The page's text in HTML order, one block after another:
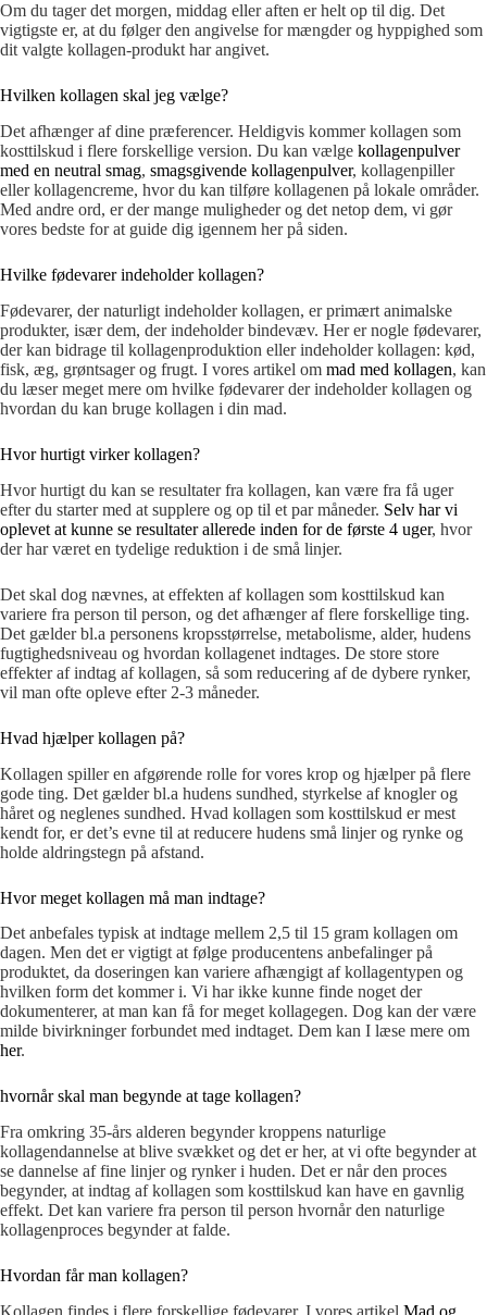
Om du tager det morgen, middag eller aften er helt op til dig. Det
vigtigste er, at du følger den angivelse for mængder og hyppighed som
dit valgte kollagen-produkt har angivet.
Hvilken kollagen skal jeg vælge?
Det afhænger af dine præferencer. Heldigvis kommer kollagen som
kosttilskud i flere forskellige version. Du kan vælge kollagenpulver
med en neutral smag, smagsgivende kollagenpulver, kollagenpiller
eller kollagencreme, hvor du kan tilføre kollagenen på lokale områder.
Med andre ord, er der mange muligheder og det netop dem, vi gør
vores bedste for at guide dig igennem her på siden.
Hvilke fødevarer indeholder kollagen?
Fødevarer, der naturligt indeholder kollagen, er primært animalske
produkter, især dem, der indeholder bindevæv. Her er nogle fødevarer,
der kan bidrage til kollagenproduktion eller indeholder kollagen: kød,
fisk, æg, grøntsager og frugt. I vores artikel om mad med kollagen, kan
du læser meget mere om hvilke fødevarer der indeholder kollagen og
hvordan du kan bruge kollagen i din mad.
Hvor hurtigt virker kollagen?
Hvor hurtigt du kan se resultater fra kollagen, kan være fra få uger
efter du starter med at supplere og op til et par måneder. Selv har vi
oplevet at kunne se resultater allerede inden for de første 4 uger, hvor
der har været en tydelige reduktion i de små linjer.
Det skal dog nævnes, at effekten af kollagen som kosttilskud kan
variere fra person til person, og det afhænger af flere forskellige ting.
Det gælder bl.a personens kropsstørrelse, metabolisme, alder, hudens
fugtighedsniveau og hvordan kollagenet indtages. De store store
effekter af indtag af kollagen, så som reducering af de dybere rynker,
vil man ofte opleve efter 2-3 måneder.
Hvad hjælper kollagen på?
Kollagen spiller en afgørende rolle for vores krop og hjælper på flere
gode ting. Det gælder bl.a hudens sundhed, styrkelse af knogler og
håret og neglenes sundhed. Hvad kollagen som kosttilskud er mest
kendt for, er det’s evne til at reducere hudens små linjer og rynke og
holde aldringstegn på afstand.
Hvor meget kollagen må man indtage?
Det anbefales typisk at indtage mellem 2,5 til 15 gram kollagen om
dagen. Men det er vigtigt at følge producentens anbefalinger på
produktet, da doseringen kan variere afhængigt af kollagentypen og
hvilken form det kommer i. Vi har ikke kunne finde noget der
dokumenterer, at man kan få for meget kollagegen. Dog kan der være
milde bivirkninger forbundet med indtaget. Dem kan I læse mere om
her.
hvornår skal man begynde at tage kollagen?
Fra omkring 35-års alderen begynder kroppens naturlige
kollagendannelse at blive svækket og det er her, at vi ofte begynder at
se dannelse af fine linjer og rynker i huden. Det er når den proces
begynder, at indtag af kollagen som kosttilskud kan have en gavnlig
effekt. Det kan variere fra person til person hvornår den naturlige
kollagenproces begynder at falde.
Hvordan får man kollagen?
Kollagen findes i flere forskellige fødevarer. I vores artikel Mad og